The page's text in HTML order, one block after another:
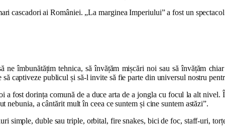
cascadori ai României. „La marginea Imperiului” a fost un
îmbunătățim tehnica, să învățăm mișcări noi sau să învățăm
captiveze publicul și să-l invite să fie parte din universul nostru
a fost dorința comună de a duce arta de a jongla cu focul la alt
a cântărit mult în ceea ce suntem și cine suntem astăzi”.
simple, duble sau triple, orbital, fire snakes, bici de foc, staff-uri,